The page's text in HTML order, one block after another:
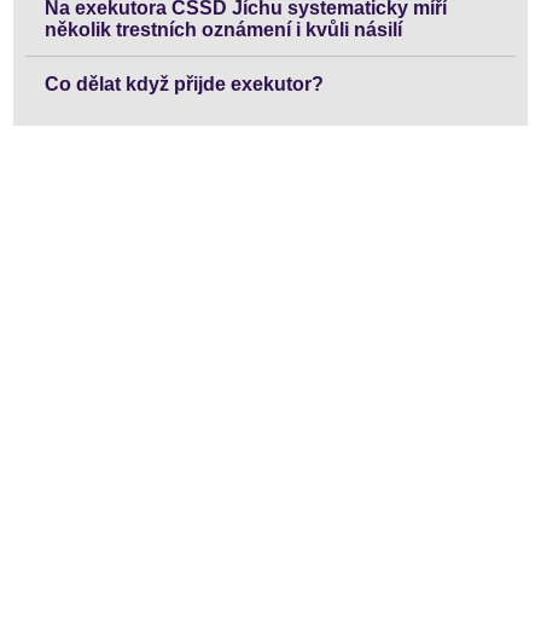
Na exekutora ČSSD Jíchu systematicky míří
několik trestních oznámení i kvůli násilí
Co dělat když přijde exekutor?